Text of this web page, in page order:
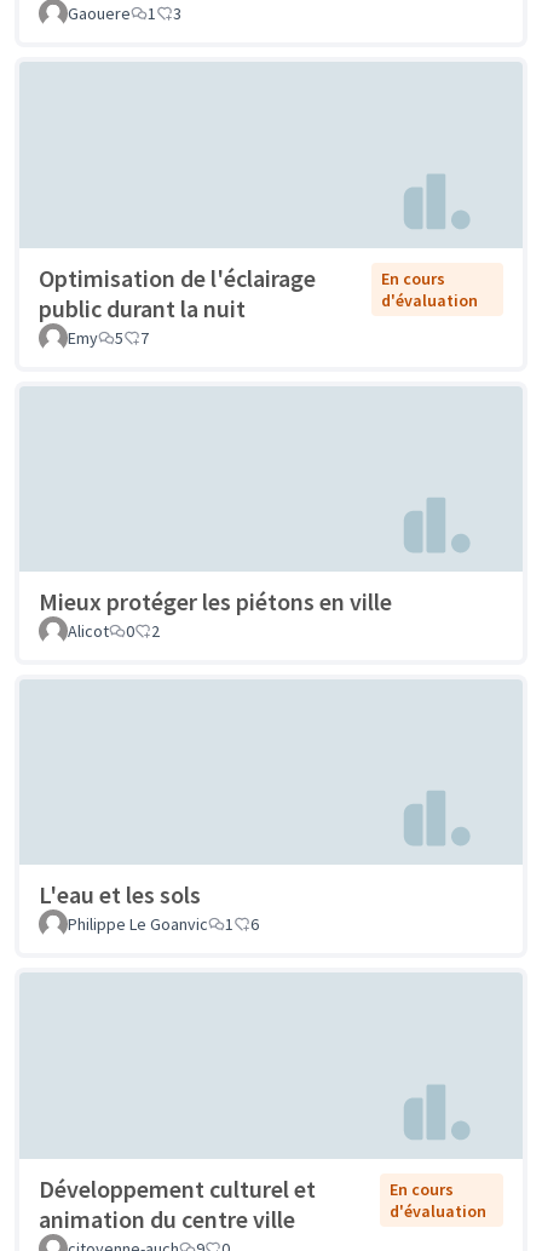
Gaouere 1 3
Optimisation de l'éclairage
public durant la nuit
En cours
d'évaluation
Emy
5 7
Mieux protéger les piétons en ville
Alicot 0 2
L'eau et les sols
Philippe Le Goanvic 1 6
Développement culturel et
animation du centre ville
En cours
d'évaluation